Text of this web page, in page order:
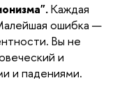
Каждая
ошибка —
Вы не
и
и падениями.